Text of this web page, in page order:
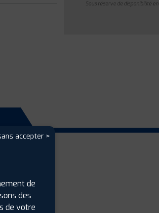
Sous réserve de disponibilité
accepter >
de
des
de votre